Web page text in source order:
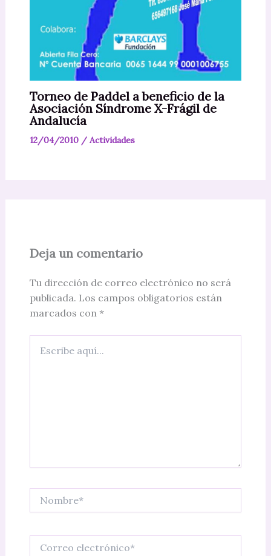
Torneo de Paddel a beneficio de la
Asociación Síndrome X-Frágil de
Andalucía
12/04/2010 / Actividades
Deja un comentario
Tu dirección de correo electrónico no será
publicada. Los campos obligatorios están
marcados con *
aquí...
electrónico*